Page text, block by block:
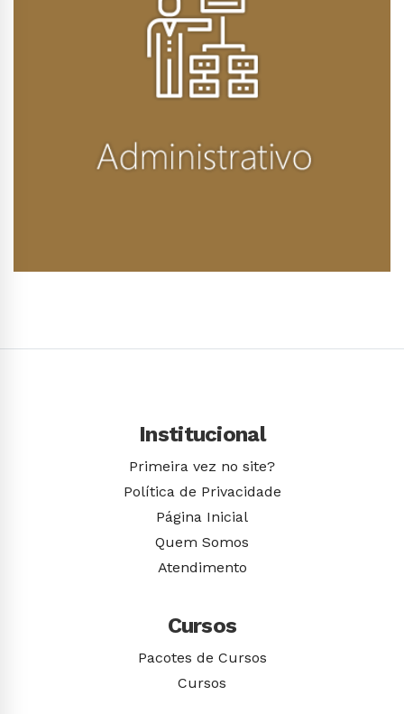
Institucional
Primeira vez no site?
Política de Privacidade
Página Inicial
Quem Somos
Atendimento
Cursos
Pacotes de Cursos
Cursos